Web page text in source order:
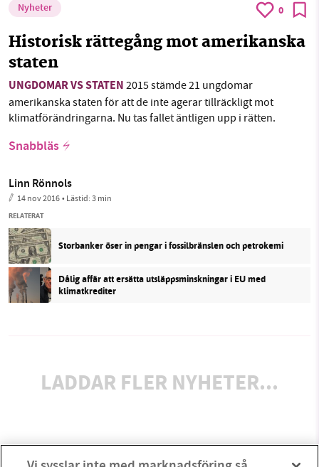
Nyheter 0
Historisk rättegång mot amerikanska
staten
UNGDOMAR VS STATEN 2015 stämde 21 ungdomar
amerikanska staten för att de inte agerar tillräckligt mot
klimatförändringarna. Nu tas fallet äntligen upp i rätten.
Snabbläs
Linn Rönnols
14 nov 2016• Lästid:3 min
RELATERAT
Storbanker öser in pengar i fossilbränslen och petrokemi
Dålig affär att ersätta utsläppsminskningar i EU med
klimatkrediter
LADDAR FLER NYHETER...